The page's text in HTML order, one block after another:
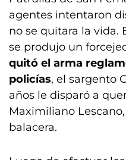
agentes intentaron
no se quitara la vida.
se produjo un
quitó el arma
policías, el sargento
años le disparó a
Maximiliano
balacera.